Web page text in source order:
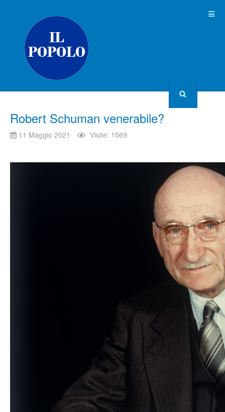
Robert Schuman venerabile?
11 Maggio 2021 Visite: 1569